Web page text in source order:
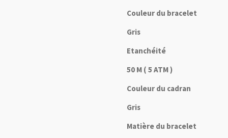
Couleur du bracelet
Gris
Etanchéité
50 M ( 5 ATM )
Couleur du cadran
Gris
Matière du bracelet